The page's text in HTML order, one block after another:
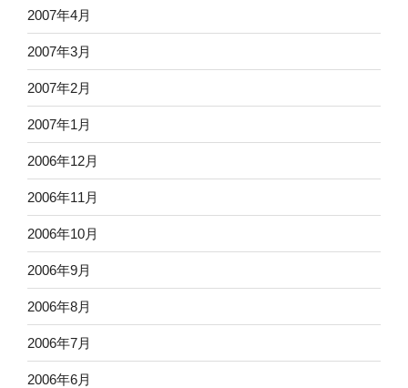
2007年4月
2007年3月
2007年2月
2007年1月
2006年12月
2006年11月
2006年10月
2006年9月
2006年8月
2006年7月
2006年6月